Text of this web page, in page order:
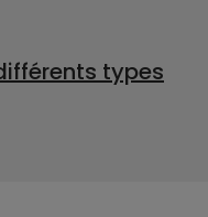
types